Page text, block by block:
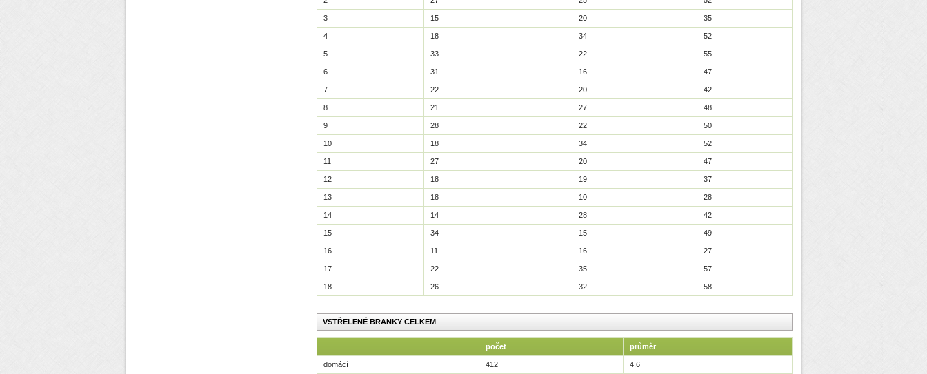
3 15 20 35
4 18 34 52
5 33 22 55
6 31 16 47
7 22 20 42
8 21 27 48
9 28 22 50
10 18 34 52
11 27 20 47
12 18 19 37
13 18 10 28
14 14 28 42
15 34 15 49
16 11 16 27
17 22 35 57
18 26 32 58
VSTŘELENÉ BRANKY CELKEM
počet průměr
domácí 412 4.6